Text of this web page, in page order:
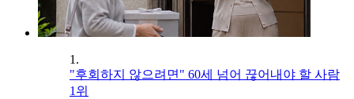
1.
"후회하지 않으려면" 60세 넘어 끊어내야 할 사람
1위